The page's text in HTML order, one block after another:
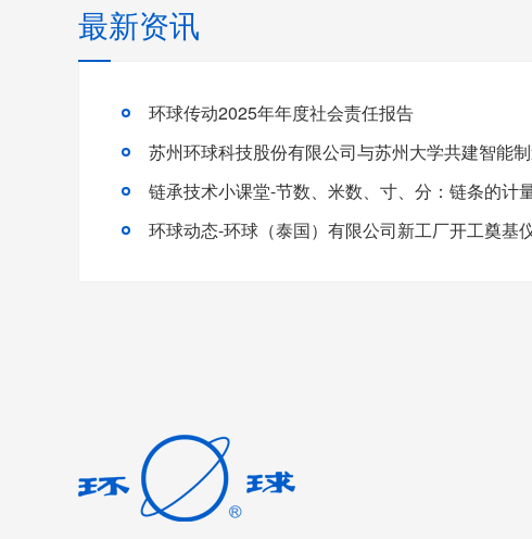
最新资讯
环球传动2025年年度社会责任报告